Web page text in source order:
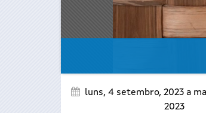
luns, 4 setembro, 2023a
2023